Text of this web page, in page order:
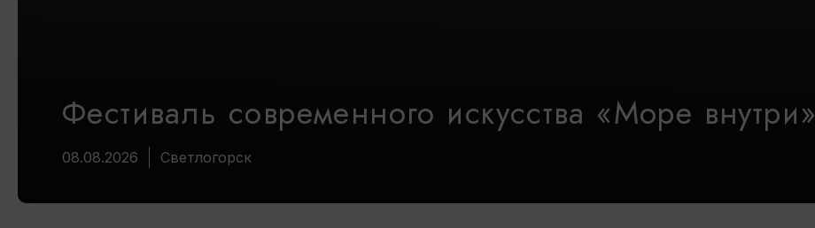
Фестиваль современного искусства «Море внутри»
08.08.2026 Светлогорск